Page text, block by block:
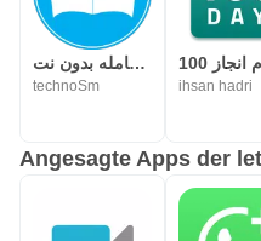
المكتبة الشامله بدون نت
technoSm
انجاز
ihsan hadri
Angesagte Apps der